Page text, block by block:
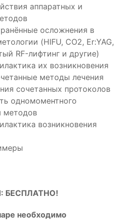
аппаратных и
осложнения в
(HIFU, CO2, Er:YAG,
RF-лифтинг и другие)
их возникновения
методы лечения
сочетанных протоколов
одномоментного
методов
возникновения
БЕСПЛАТНО!
необходимо